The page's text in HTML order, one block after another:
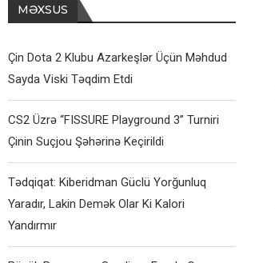
MƏXSUS
Çin Dota 2 Klubu Azarkeşlər Üçün Məhdud
Sayda Viski Təqdim Etdi
CS2 Üzrə “FISSURE Playground 3” Turniri
Çinin Suçjou Şəhərinə Keçirildi
Tədqiqat: Kiberidman Güclü Yorğunluq
Yaradır, Lakin Demək Olar Ki Kalori
Yandırmır